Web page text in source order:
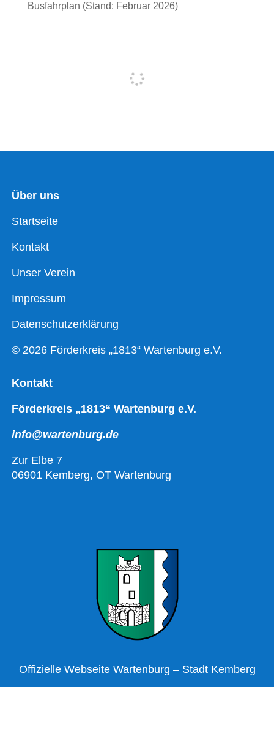
Busfahrplan (Stand: Februar 2026)
Über uns
Startseite
Kontakt
Unser Verein
Impressum
Datenschutzerklärung
© 2026 Förderkreis „1813“ Wartenburg e.V.
Kontakt
Förderkreis „1813“ Wartenburg e.V.
info@wartenburg.de
Zur Elbe 7
06901 Kemberg, OT Wartenburg
Offizielle Webseite Wartenburg – Stadt Kemberg